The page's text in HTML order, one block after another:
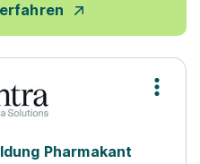
Pharmakant